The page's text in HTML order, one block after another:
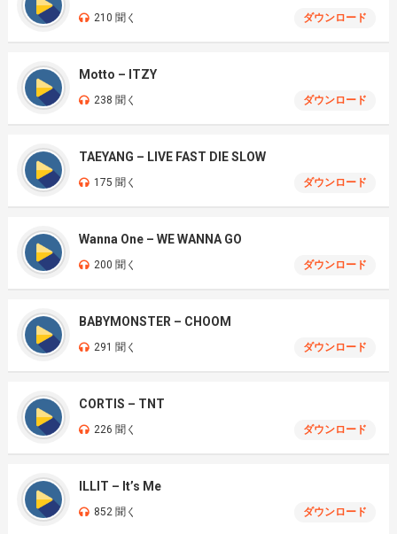
210 聞く ダウンロード
Motto – ITZY
238 聞く ダウンロード
TAEYANG – LIVE FAST DIE SLOW
175 聞く ダウンロード
Wanna One – WE WANNA GO
200 聞く ダウンロード
BABYMONSTER – CHOOM
291 聞く ダウンロード
CORTIS – TNT
226 聞く ダウンロード
ILLIT – It’s Me
852 聞く ダウンロード